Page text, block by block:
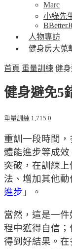
Marc
小綠先
人物專訪
健身房大蒐
首頁 重量訓練 健
健身避免5
重量訓練 1,715 0
重訓一段時間，
體能進步等成
突破，在訓練
法、增加其他
進步 」。
當然，這是一
程中獲得自信
得到好結果。